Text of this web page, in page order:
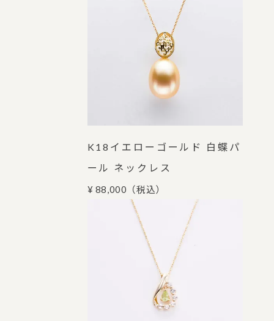
K18イエローゴールド 白蝶パ
ール ネックレス
¥ 88,000 （税込）